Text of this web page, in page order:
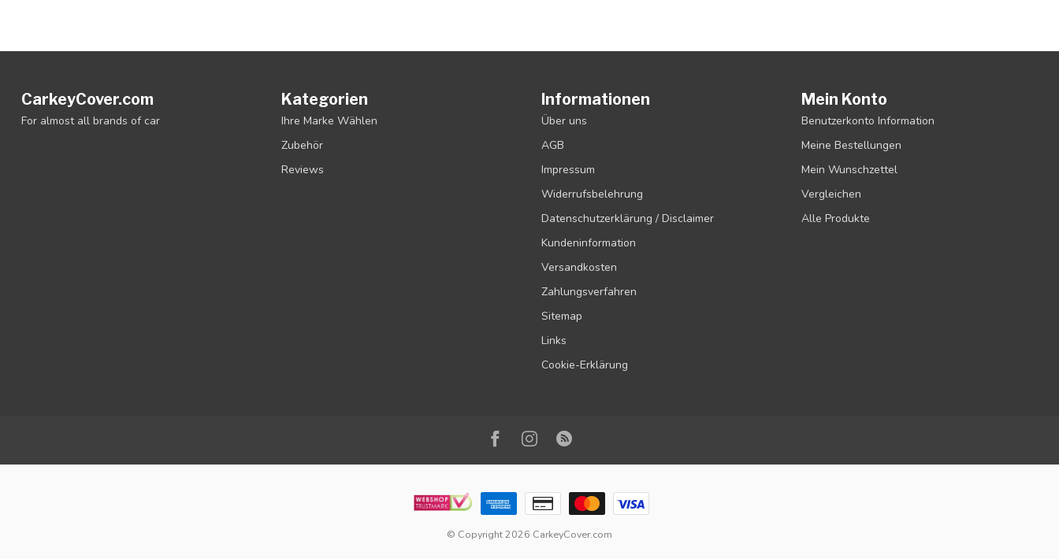
CarkeyCover.com
For almost all brands of car
Kategorien
Ihre Marke Wählen
Zubehör
Reviews
Informationen
Über uns
AGB
Impressum
Widerrufsbelehrung
Datenschutzerklärung / Disclaimer
Kundeninformation
Versandkosten
Zahlungsverfahren
Sitemap
Links
Cookie-Erklärung
Mein Konto
Benutzerkonto Information
Meine Bestellungen
Mein Wunschzettel
Vergleichen
Alle Produkte
© Copyright 2026 CarkeyCover.com